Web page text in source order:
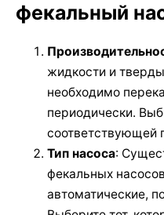
фекальный
жидкости и
необходимо
периодически.
соответствующей
Тип насоса:
фекальных
автоматические,